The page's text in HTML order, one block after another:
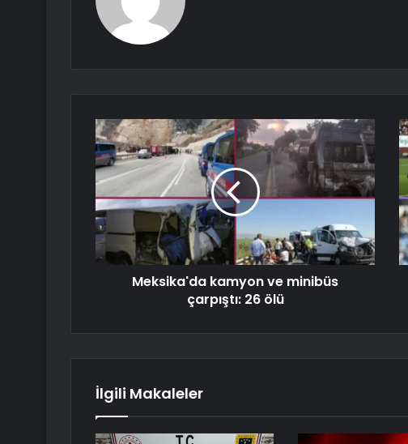
Meksika'da kamyon ve minibüs
çarpıştı: 26 ölü
İlgili Makaleler